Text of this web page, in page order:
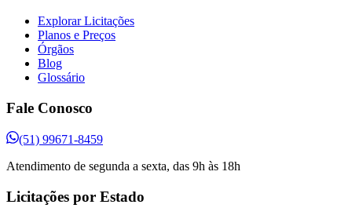
Explorar Licitações
Planos e Preços
Órgãos
Blog
Glossário
Fale Conosco
(51) 99671-8459
Atendimento de segunda a sexta, das 9h às 18h
Licitações por Estado